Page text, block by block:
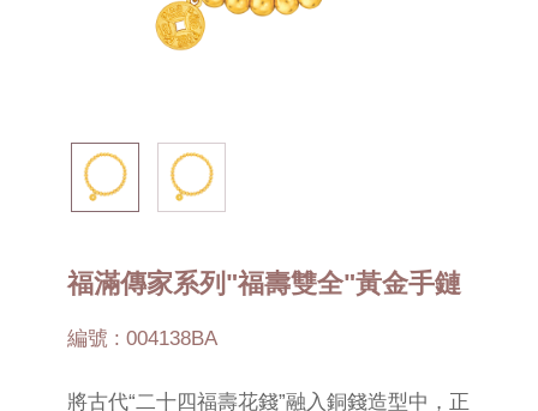
福滿傳家系列"福壽雙全"黃金手鏈
編號 : 004138BA
將古代“二十四福壽花錢”融入銅錢造型中，正